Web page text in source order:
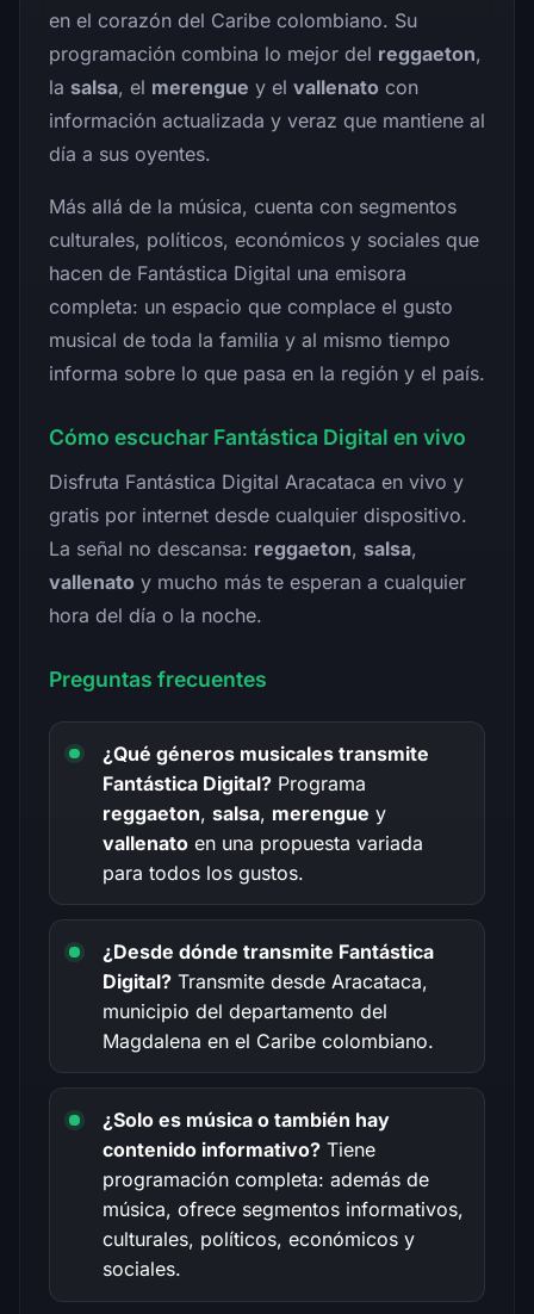
en el corazón del Caribe colombiano. Su
programación combina lo mejor del reggaeton,
la salsa, el merengue y el vallenato con
información actualizada y veraz que mantiene al
día a sus oyentes.
Más allá de la música, cuenta con segmentos
culturales, políticos, económicos y sociales que
hacen de Fantástica Digital una emisora
completa: un espacio que complace el gusto
musical de toda la familia y al mismo tiempo
informa sobre lo que pasa en la región y el país.
Cómo escuchar Fantástica Digital en vivo
Disfruta Fantástica Digital Aracataca en vivo y
gratis por internet desde cualquier dispositivo.
La señal no descansa: reggaeton, salsa,
vallenato y mucho más te esperan a cualquier
hora del día o la noche.
Preguntas frecuentes
¿Qué géneros musicales transmite
Fantástica Digital? Programa
reggaeton, salsa, merengue y
vallenato en una propuesta variada
para todos los gustos.
¿Desde dónde transmite Fantástica
Digital? Transmite desde Aracataca,
municipio del departamento del
Magdalena en el Caribe colombiano.
¿Solo es música o también hay
contenido informativo? Tiene
programación completa: además de
música, ofrece segmentos informativos,
culturales, políticos, económicos y
sociales.